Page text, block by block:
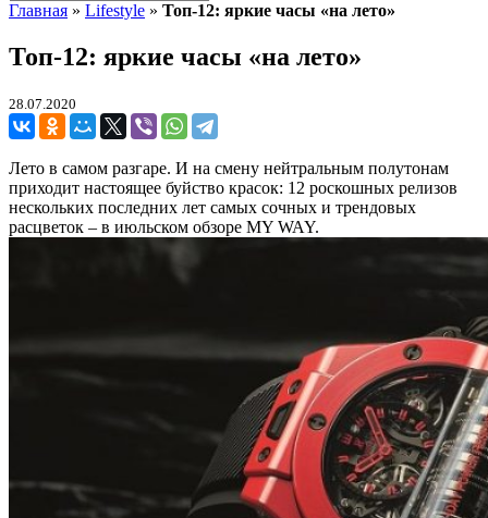
Главная » Lifestyle » Топ-12: яркие часы «на лето»
Топ-12: яркие часы «на лето»
28.07.2020
Лето в самом разгаре. И на смену нейтральным полутонам
приходит настоящее буйство красок: 12 роскошных релизов
нескольких последних лет самых сочных и трендовых
расцветок – в июльском обзоре MY WAY.